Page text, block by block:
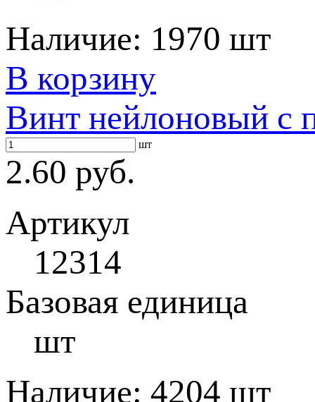
Наличие: 1970 шт
В корзину
Винт нейлоновый с
шт
2.60 руб.
Артикул
12314
Базовая единица
шт
Наличие: 4204 шт